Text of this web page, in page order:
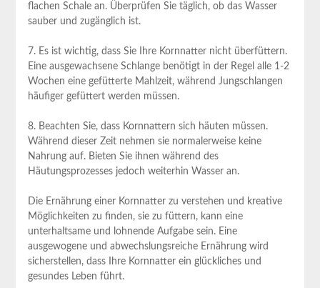
flachen Schale an. Überprüfen Sie täglich, ob das Wasser
sauber und zugänglich ist.
7. Es ist wichtig, dass Sie Ihre Kornnatter nicht überfüttern.
Eine ausgewachsene Schlange benötigt in der Regel alle 1-2
Wochen eine gefütterte Mahlzeit, während Jungschlangen
häufiger gefüttert werden müssen.
8. Beachten Sie, dass Kornnattern sich häuten müssen.
Während dieser Zeit nehmen sie normalerweise keine
Nahrung auf. Bieten Sie ihnen während des
Häutungsprozesses jedoch weiterhin Wasser an.
Die Ernährung einer Kornnatter zu verstehen und kreative
Möglichkeiten zu finden, sie zu füttern, kann eine
unterhaltsame und lohnende Aufgabe sein. Eine
ausgewogene und abwechslungsreiche Ernährung wird
sicherstellen, dass Ihre Kornnatter ein glückliches und
gesundes Leben führt.